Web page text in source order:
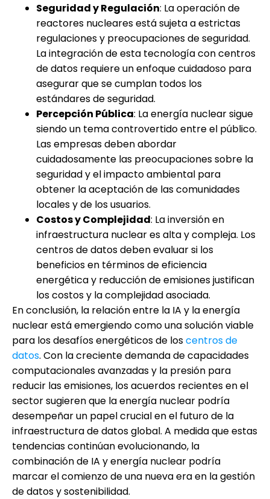
Seguridad y Regulación: La operación de
reactores nucleares está sujeta a estrictas
regulaciones y preocupaciones de seguridad.
La integración de esta tecnología con centros
de datos requiere un enfoque cuidadoso para
asegurar que se cumplan todos los
estándares de seguridad.
Percepción Pública: La energía nuclear sigue
siendo un tema controvertido entre el público.
Las empresas deben abordar
cuidadosamente las preocupaciones sobre la
seguridad y el impacto ambiental para
obtener la aceptación de las comunidades
locales y de los usuarios.
Costos y Complejidad: La inversión en
infraestructura nuclear es alta y compleja. Los
centros de datos deben evaluar si los
beneficios en términos de eficiencia
energética y reducción de emisiones justifican
los costos y la complejidad asociada.
En conclusión, la relación entre la IA y la energía
nuclear está emergiendo como una solución viable
para los desafíos energéticos de loscentros de
datos. Con la creciente demanda de capacidades
computacionales avanzadas y la presión para
reducir las emisiones, los acuerdos recientes en el
sector sugieren que la energía nuclear podría
desempeñar un papel crucial en el futuro de la
infraestructura de datos global. A medida que estas
tendencias continúan evolucionando, la
combinación de IA y energía nuclear podría
marcar el comienzo de una nueva era en la gestión
de datos y sostenibilidad.